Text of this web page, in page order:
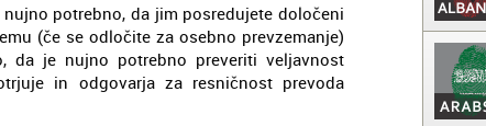
potrebno, da jim posredujete določeni
(če se odločite za osebno prevzemanje)
da je nujno potrebno preveriti veljavnost
in odgovarja za resničnost prevoda